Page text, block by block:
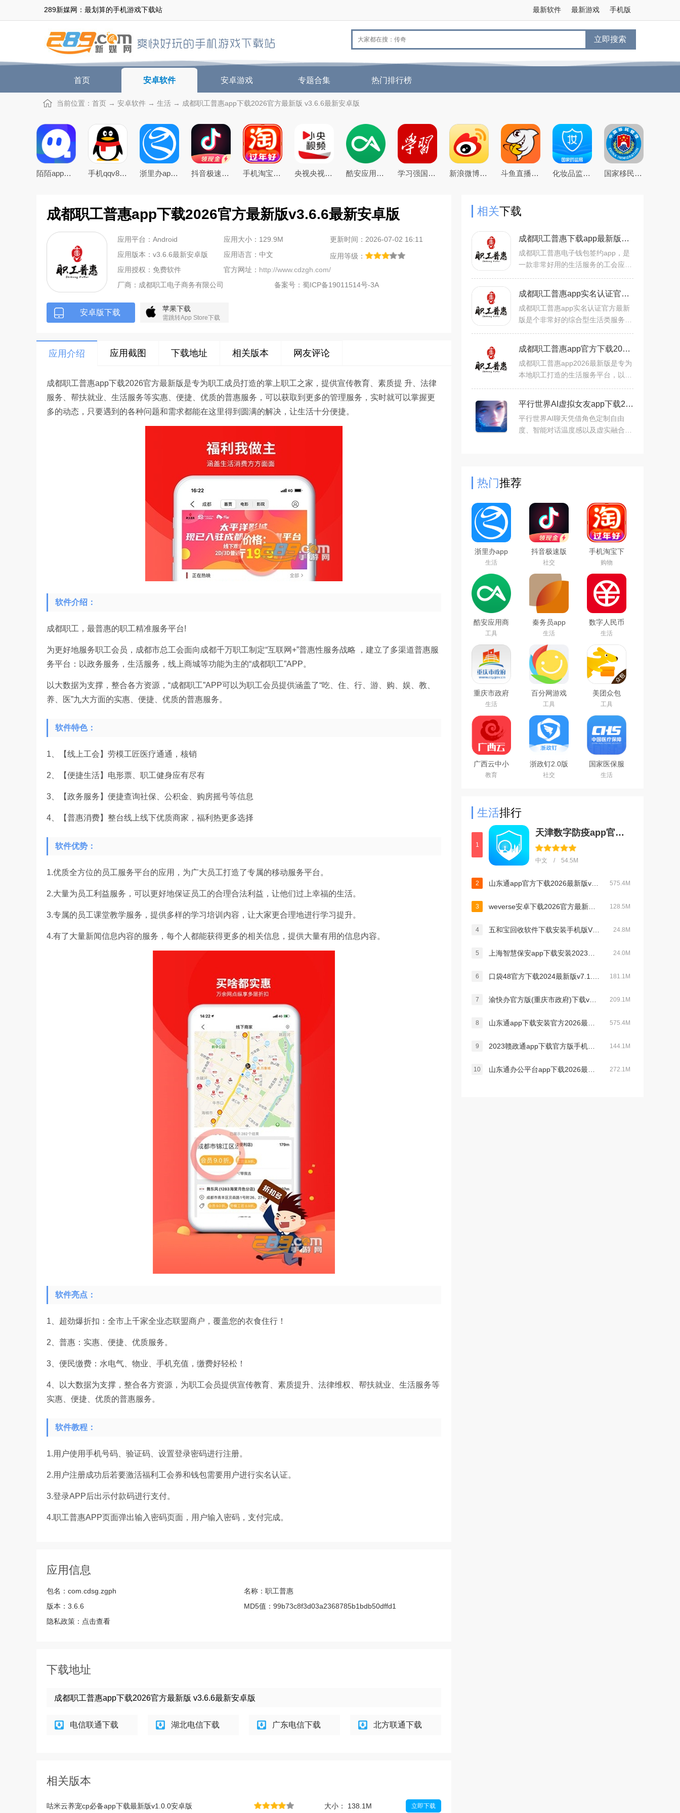
289新媒网：最划算的手机游戏下载站 手机版
最新游戏
最新软件
立即搜索
首页 安卓软件 安卓游戏 专题合集 热门排行榜
当前位置： 首页 → 安卓软件 → 生活 → 成都职工普惠app下载2026官方最新版 v3.6.6最新安卓版
陌陌app下载2026最新官方版 手机qqv8.5.0官方正式版 浙里办app官方下载2026手机版 抖音极速版免费下载2026最新版 手机淘宝下载2026app最新版 央视央视频app下载2026最新版本 酷安应用商店app下载2026最新版 学习强国app手机客户端 新浪微博app下载2026官方最新版 斗鱼直播下载2026官方版 化妆品监管app官方版本 国家移民管理局官方版app
成都职工普惠app下载2026官方最新版v3.6.6最新安卓版
应用平台：Android 应用大小：129.9M
更新时间：2026-07-02 16:11
应用版本：v3.6.6最新安卓版
应用语言：中文
应用等级：
应用授权：免费软件
官方网址： http://www.cdzgh.com/
厂商： 成都职工电子商务有限公司 备案号： 蜀ICP备19011514号-3A
安卓版下载 苹果下载
需跳转App Store下载
应用介绍 应用截图 下载地址 相关版本 网友评论
成都职工普惠app下载2026官方最新版是专为职工成员打造的掌上职工之家，提供宣传教育、素质提 升、法律
服务、帮扶就业、生活服务等实惠、便捷、优质的普惠服务，可以获取到更多的管理服务，实时就可以掌握更
多的动态，只要遇到的各种问题和需求都能在这里得到圆满的解决，让生活十分便捷。
软件介绍：
成都职工，最普惠的职工精准服务平台!
为更好地服务职工会员，成都市总工会面向成都千万职工制定“互联网+”普惠性服务战略 ，建立了多渠道普惠服
务平台：以政务服务，生活服务，线上商城等功能为主的“成都职工”APP。
以大数据为支撑，整合各方资源，“成都职工”APP可以为职工会员提供涵盖了“吃、住、行、游、购、娱、教、
养、医”九大方面的实惠、便捷、优质的普惠服务。
软件特色：
1、【线上工会】劳模工匠医疗通通，核销
2、【便捷生活】电形票、职工健身应有尽有
3、【政务服务】便捷查询社保、公积金、购房摇号等信息
4、【普惠消费】整台线上线下优质商家，福利热更多选择
软件优势：
1.优质全方位的员工服务平台的应用，为广大员工打造了专属的移动服务平台。
2.大量为员工利益服务，可以更好地保证员工的合理合法利益，让他们过上幸福的生活。
3.专属的员工课堂教学服务，提供多样的学习培训内容，让大家更合理地进行学习提升。
4.有了大量新闻信息内容的服务，每个人都能获得更多的相关信息，提供大量有用的信息内容。
软件亮点：
1、超劲爆折扣：全市上千家全业态联盟商户，覆盖您的衣食住行！
2、普惠：实惠、便捷、优质服务。
3、便民缴费：水电气、物业、手机充值，缴费好轻松！
4、以大数据为支撑，整合各方资源，为职工会员提供宣传教育、素质提升、法律维权、帮扶就业、生活服务等
实惠、便捷、优质的普惠服务。
软件教程：
1.用户使用手机号码、验证码、设置登录密码进行注册。
2.用户注册成功后若要激活福利工会券和钱包需要用户进行实名认证。
3.登录APP后出示付款码进行支付。
4.职工普惠APP页面弹出输入密码页面，用户输入密码，支付完成。
应用信息
包名： com.cdsg.zgph 名称： 职工普惠
版本： 3.6.6 MD5值： 99b73c8f3d03a2368785b1bdb50dffd1
隐私政策： 点击查看
下载地址
成都职工普惠app下载2026官方最新版 v3.6.6最新安卓版
电信联通下载 湖北电信下载 广东电信下载 北方联通下载
相关版本
咕米云养宠cp必备app下载最新版v1.0.0安卓版 大小： 138.1M 立即下载
相关下载
成都职工普惠下载app最新版本v3.6.6安卓版
成都职工普惠电子钱包签约app，是
一款非常好用的生活服务的工会应用
都是可以进行查询的，你还可以进行
各种服务和实名认证，用起
成都职工普惠app实名认证官方最新版v3.6.6安卓版
成都职工普惠app实名认证官方最新
版是个非常好的综合型生活类服务平
购、娱、教、养、医”九大方面的实
惠、便捷、优质的普惠服务
成都职工普惠app官方下载2026最新版v3.6.6官方版
成都职工普惠app2026最新版是专为
本地职工打造的生活服务平台，以大
超劲爆折扣（上千联盟商户）、兴趣
班丰富业余生活，可线上缴
平行世界AI虚拟女友app下载2026最新版v9.0官方版
平行世界AI聊天凭借角色定制自由
度、智能对话温度感以及虚实融合社
热门推荐
浙里办app
官方下载
2026手机版
生活
抖音极速版
免费下载
2026最新版
社交
手机淘宝下
载2026app
最新版
购物
酷安应用商
店app下载
2026最新版
工具
秦务员app
下载2026最
新版
生活
数字人民币
试点版官方
app安卓版
生活
重庆市政府
渝快办app
官方版
生活
百分网游戏
盒子下载
2026新版
工具
美团众包
工具
广西云中小
学空中课堂
app
教育
浙政钉2.0版
下载官方安
卓版
社交
国家医保服
务平台app
官方安卓版
生活
生活排行
1
天津数字防疫app官方版下载安装2023最新版本v1.1.10官方版
中文 / 54.5M
2 575.4M
3 128.5M
4 24.8M
5 24.0M
6 181.1M
7 209.1M
8 575.4M
9 144.1M
10 272.1M